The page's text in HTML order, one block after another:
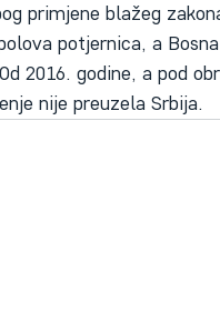
primjene blažeg
potjernica, a
2016. godine, a pod
nije preuzela Srbija.